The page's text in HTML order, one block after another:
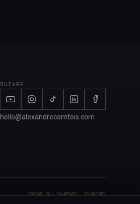
SUIVRE
hello@alexandrecomtois.com
basé au québec, canada